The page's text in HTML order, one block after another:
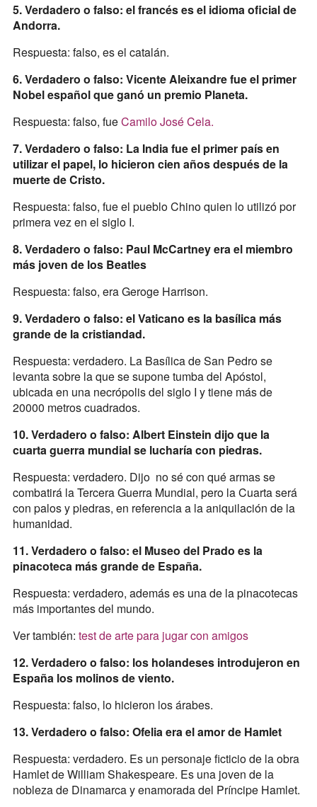
5. Verdadero o falso: el francés es el idioma oficial de
Andorra.
Respuesta: falso, es el catalán.
6. Verdadero o falso: Vicente Aleixandre fue el primer
Nobel español que ganó un premio Planeta.
Respuesta: falso, fueCamilo José Cela.
7. Verdadero o falso: La India fue el primer país en
utilizar el papel, lo hicieron cien años después de la
muerte de Cristo.
Respuesta: falso, fue el pueblo Chino quien lo utilizó por
primera vez en el siglo I.
8. Verdadero o falso: Paul McCartney era el miembro
más joven de los Beatles
Respuesta: falso, era Geroge Harrison.
9. Verdadero o falso: el Vaticano es la basílica más
grande de la cristiandad.
Respuesta: verdadero. La Basílica de San Pedro se
levanta sobre la que se supone tumba del Apóstol,
ubicada en una necrópolis del siglo I y tiene más de
20000 metros cuadrados.
10. Verdadero o falso: Albert Einstein dijo que la
cuarta guerra mundial se lucharía con piedras.
Respuesta: verdadero. Dijo no sé con qué armas se
combatirá la Tercera Guerra Mundial, pero la Cuarta será
con palos y piedras, en referencia a la aniquilación de la
humanidad.
11. Verdadero o falso: el Museo del Prado es la
pinacoteca más grande de España.
Respuesta: verdadero, además es una de la pinacotecas
más importantes del mundo.
Ver también: test de arte para jugar con amigos
12. Verdadero o falso: los holandeses introdujeron en
España los molinos de viento.
Respuesta: falso, lo hicieron los árabes.
13. Verdadero o falso: Ofelia era el amor de Hamlet
Respuesta: verdadero. Es un personaje ficticio de la obra
Hamlet de William Shakespeare. Es una joven de la
nobleza de Dinamarca y enamorada del Príncipe Hamlet.